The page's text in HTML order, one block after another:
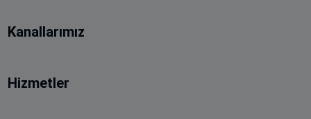
Kanallarımız
Hizmetler